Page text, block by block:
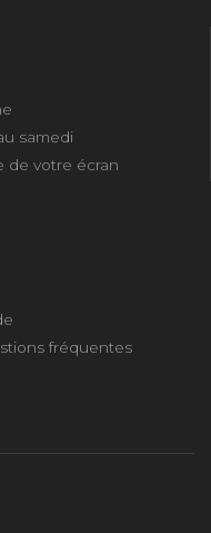
samedi
de votre écran
fréquentes